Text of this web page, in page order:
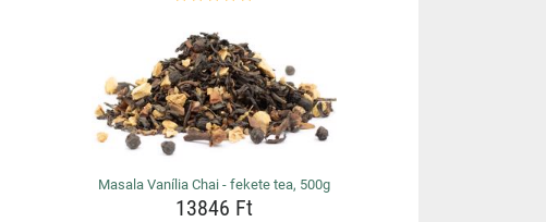
Masala Vanília Chai - fekete tea, 500g
13846 Ft